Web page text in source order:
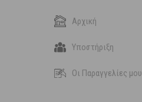
Αρχική
Υποστήριξη
Οι Παραγγελίες μου